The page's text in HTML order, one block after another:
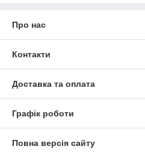
Про нас
Контакти
Доставка та оплата
Графік роботи
Повна версія сайту